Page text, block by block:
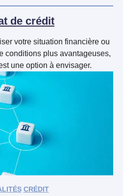
de crédit
votre situation financière ou
conditions plus avantageuses,
une option à envisager.
CRÉDIT